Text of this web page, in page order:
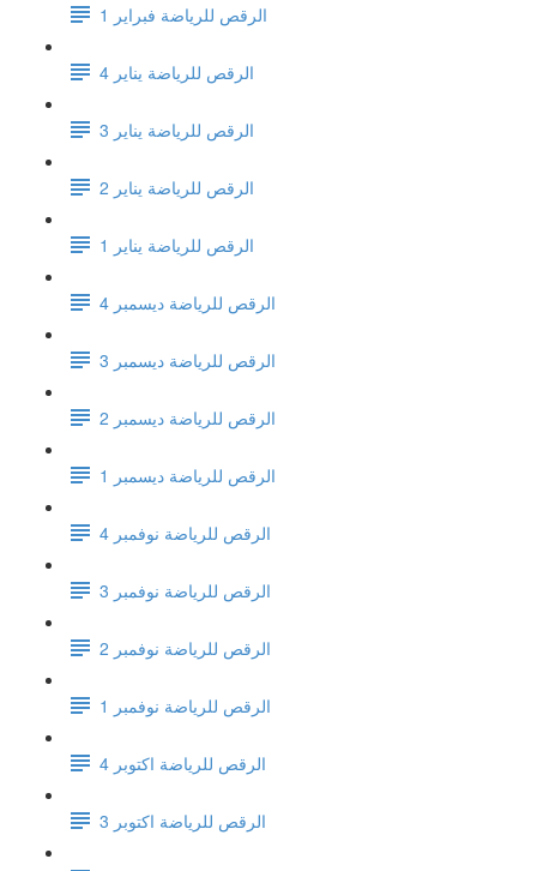
الرقص للرياضة فبراير 1
الرقص للرياضة يناير 4
الرقص للرياضة يناير 3
الرقص للرياضة يناير 2
الرقص للرياضة يناير 1
الرقص للرياضة ديسمبر 4
الرقص للرياضة ديسمبر 3
الرقص للرياضة ديسمبر 2
الرقص للرياضة ديسمبر 1
الرقص للرياضة نوفمبر 4
الرقص للرياضة نوفمبر 3
الرقص للرياضة نوفمبر 2
الرقص للرياضة نوفمبر 1
الرقص للرياضة اكتوبر 4
الرقص للرياضة اكتوبر 3